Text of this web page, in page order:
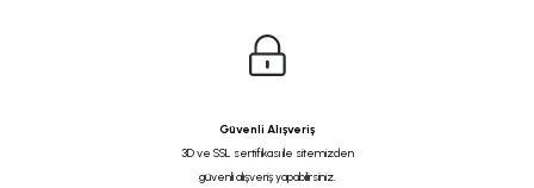
Güvenli Alışveriş
3D ve SSL sertifikası ile sitemizden
güvenli alışveriş yapabilirsiniz.